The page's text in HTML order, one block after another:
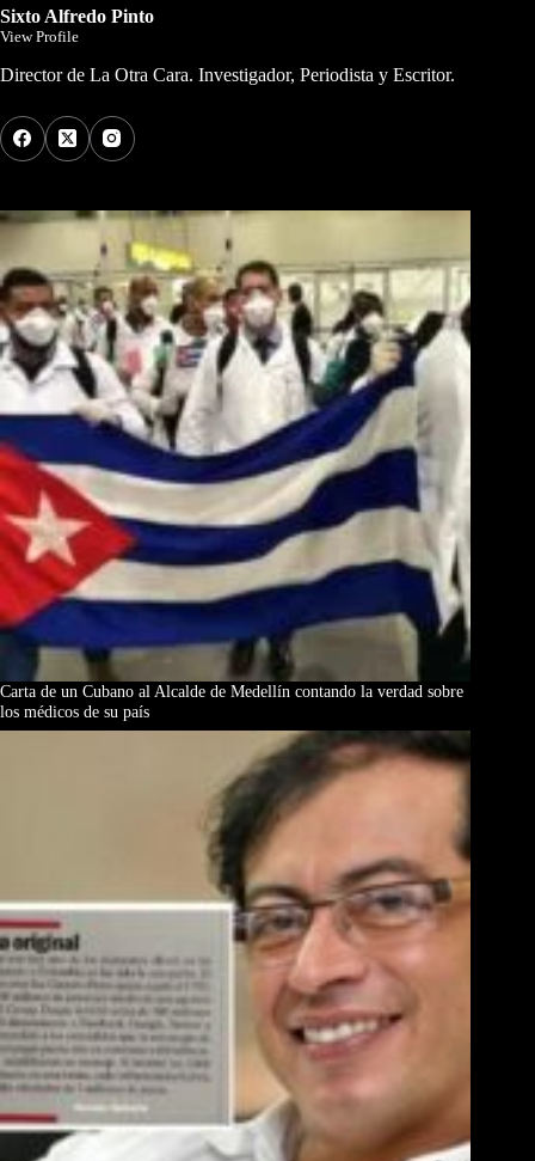
Sixto Alfredo Pinto
View Profile
Director de La Otra Cara. Investigador, Periodista y Escritor.
Carta de un Cubano al Alcalde de Medellín contando la verdad sobre
los médicos de su país